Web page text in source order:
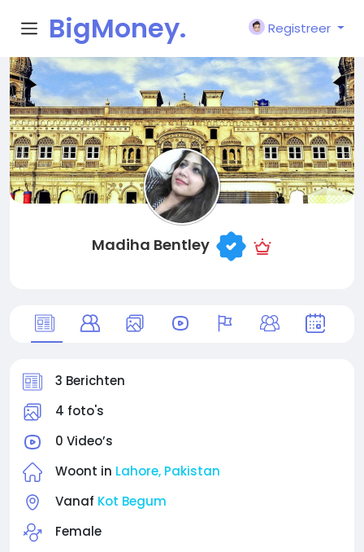
BigMoney.
VIP
Registreer
Madiha Bentley
3 Berichten
4 foto's
0 Video’s
Woont in Lahore, Pakistan
Vanaf Kot Begum
Female